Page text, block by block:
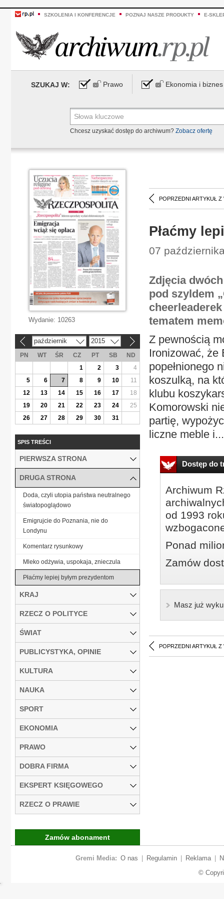
SZKOLENIA I KONFERENCJE POZNAJ NASZE PRODUKTY E-
SZUKAJ W: Prawo Ekonomia i biznes
Chcesz uzyskać dostęp do archiwum? Zobacz ofertę
POPRZEDNI ARTYKUŁ Z
Płaćmy
07
Zdjęcia
pod szyldem
tematem
Z pewnością
Ironizować, że
popełnionego
koszulką, na
klubu
Komorowski
partię,
liczne meble i...
Dostęp do
Archiwum
od 1993
Ponad
Zamów
Masz już
POPRZEDNI ARTYKUŁ Z
Wydanie: 10263
październik 2015
PN WT ŚR CZ PT SB
ND
1
2 3
4
5
6 7 8 9 10
11
12
13 14 15 16 17
18
19
20 21 22 23 24
25
26
27 28 29 30 31
SPIS TREŚCI
PIERWSZA STRONA
DRUGA STRONA
Doda, czyli utopia państwa neutralnego
światopoglądowo
Emigrujcie do Poznania, nie do
Londynu
Komentarz rysunkowy
Mleko odżywia, uspokaja, znieczula
Płaćmy lepiej byłym prezydentom
KRAJ
RZECZ O POLITYCE
ŚWIAT
PUBLICYSTYKA, OPINIE
KULTURA
NAUKA
SPORT
EKONOMIA
PRAWO
DOBRA FIRMA
EKSPERT KSIĘGOWEGO
RZECZ O PRAWIE
Zamów abonament
Gremi Media: O nas Regulamin Reklama
©